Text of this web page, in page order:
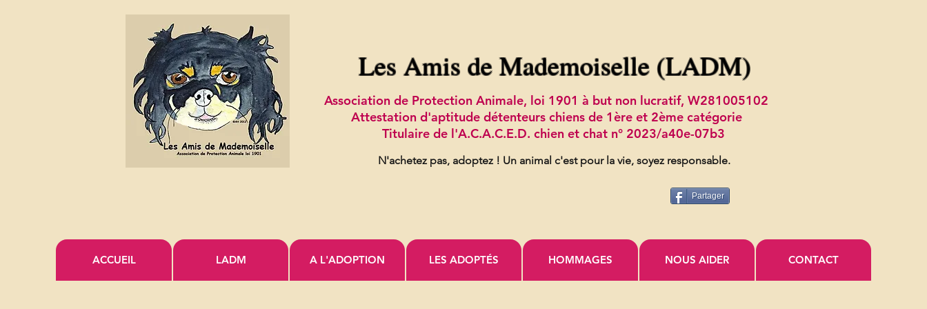
Les Amis de Mademoiselle (LADM)
Association de Protection Animale, loi 1901 à but non lucratif, W281005102
Attestation d'aptitude détenteurs chiens de 1ère et 2ème catégorie
Titulaire de l'A.C.A.C.E.D. chien et chat n° 2023/a40e-07b3
N'achetez pas, adoptez ! Un animal c'est pour la vie, soyez responsable.
Partager
ACCUEIL LADM A L'ADOPTION LES ADOPTÉS HOMMAGES NOUS AIDER CONTACT